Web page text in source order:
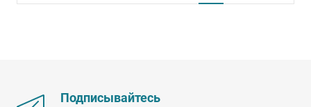
Подписывайтесь